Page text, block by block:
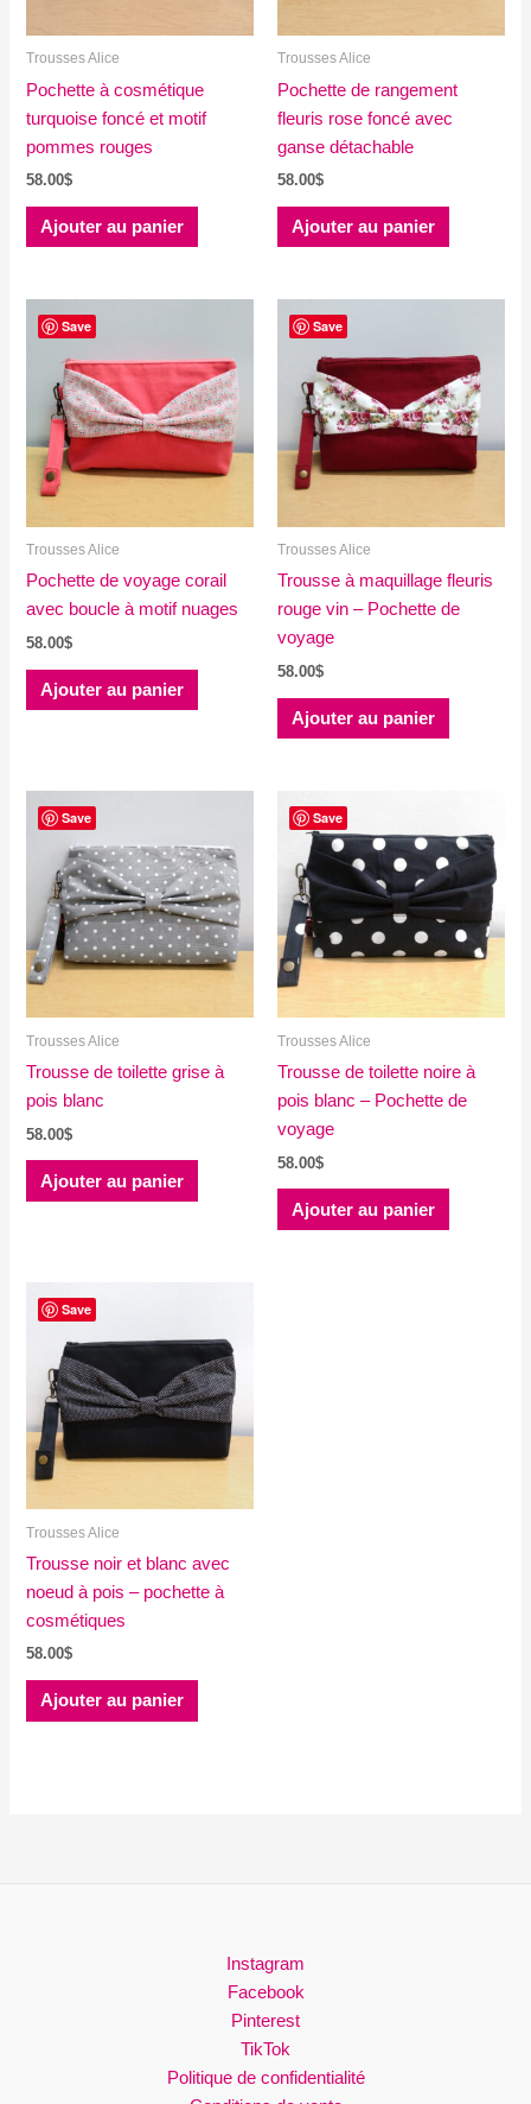
Trousses Alice
Pochette à cosmétique
turquoise foncé et motif
pommes rouges
58.00$
Ajouter au panier
Trousses Alice
Pochette de rangement
fleuris rose foncé avec
ganse détachable
58.00$
Ajouter au panier
Save
Trousses Alice
Pochette de voyage corail
avec boucle à motif nuages
58.00$
Ajouter au panier
Save
Trousses Alice
Trousse à maquillage fleuris
rouge vin – Pochette de
voyage
58.00$
Ajouter au panier
Save
Trousses Alice
Trousse de toilette grise à
pois blanc
58.00$
Ajouter au panier
Save
Trousses Alice
Trousse de toilette noire à
pois blanc – Pochette de
voyage
58.00$
Ajouter au panier
Save
Trousses Alice
Trousse noir et blanc avec
noeud à pois – pochette à
cosmétiques
58.00$
Ajouter au panier
Instagram
Facebook
Pinterest
TikTok
Politique de confidentialité